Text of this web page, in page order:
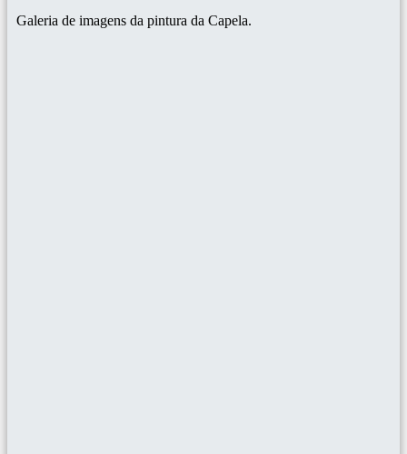
Galeria de imagens da pintura da Capela.